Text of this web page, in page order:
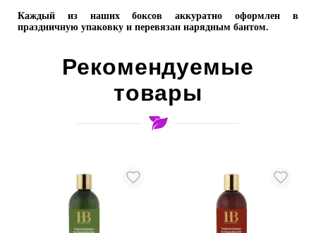
Каждый из наших боксов аккуратно оформлен в
праздничную упаковку и перевязан нарядным бантом.
Рекомендуемые
товары